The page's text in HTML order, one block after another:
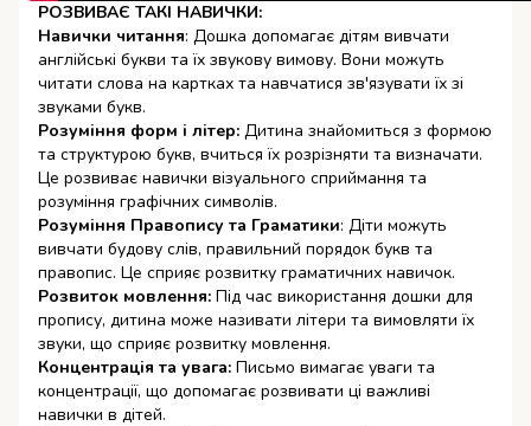
РОЗВИВАЄ ТАКІ НАВИЧКИ:
Навички читання: Дошка допомагає дітям вивчати
англійські букви та їх звукову вимову. Вони можуть
читати слова на картках та навчатися зв'язувати їх зі
звуками букв.
Розуміння форм і літер: Дитина знайомиться з формою
та структурою букв, вчиться їх розрізняти та визначати.
Це розвиває навички візуального сприймання та
розуміння графічних символів.
Розуміння Правопису та Граматики: Діти можуть
вивчати будову слів, правильний порядок букв та
правопис. Це сприяє розвитку граматичних навичок.
Розвиток мовлення: Під час використання дошки для
пропису, дитина може називати літери та вимовляти їх
звуки, що сприяє розвитку мовлення.
Концентрація та увага: Письмо вимагає уваги та
концентрації, що допомагає розвивати ці важливі
навички в дітей.